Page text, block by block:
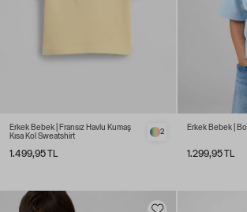
Erkek Bebek | Fransız Havlu Kumaş
Kısa Kol Sweatshirt
1.499,95 TL
2
1.299,95 TL